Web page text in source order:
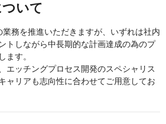
いて
務を推進いただきますが、いずれは社内
トしながら中長期的な計画達成の為のプ
ます。
エッチングプロセス開発のスペシャリス
ャリアも志向性に合わせてご用意してお